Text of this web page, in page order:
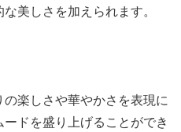
美しさを加えられます。
楽しさや華やかさを表現に
ドを盛り上げることができ